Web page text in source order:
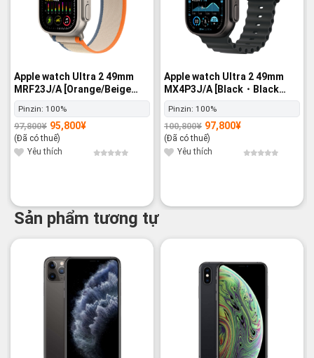
Apple watch Ultra 2 49mm
MRF23J/A [Orange/Beige
Trail Loop M/L] GPS+Cellular
- Nguyên hộp
Pinzin: 100%
97,800¥
Giá
gốc
là:
97,800¥.
95,800¥
Giá
hiện
tại
là:
95,800¥.
(Đã có thuế)
Yêu thích
Apple watch Ultra 2 49mm
MX4P3J/A [Black・Black
Ocean Band] GPS+Cellular -
Nguyên hộp
Pinzin: 100%
100,800¥
Giá
gốc
là:
100,800¥.
97,800¥
Giá
hiện
tại
là:
97,800¥.
(Đã có thuế)
Yêu thích
Sản phẩm tương tự
-23%